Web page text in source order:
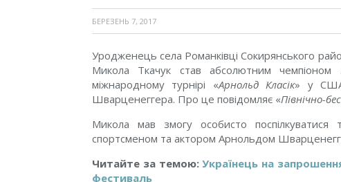
БЕРЕЗЕНЬ 7, 2017
Уродженець села Романківці Сокирянського
Микола Ткачук став абсолютним
міжнародному турнiрi
«Арнольд Класiк» у
Шварценеггера. Про це повідомляє «Північно-
Микола мав змогу особисто
спортсменом та актором Арнольдом
Читайте за темою:Українець на
фестиваль